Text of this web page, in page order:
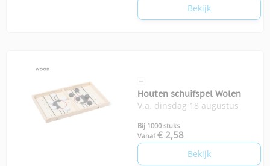
Bekijk
Houten schuifspel Wolen
V.a. dinsdag 18 augustus
Bij 1000 stuks
Vanaf € 2,58
Bekijk